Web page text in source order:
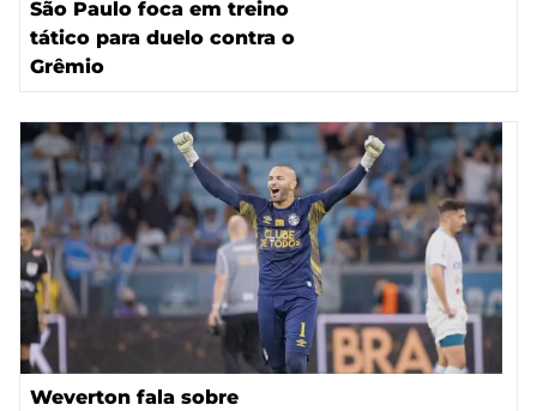
São Paulo foca em treino
tático para duelo contra o
Grêmio
Weverton fala sobre